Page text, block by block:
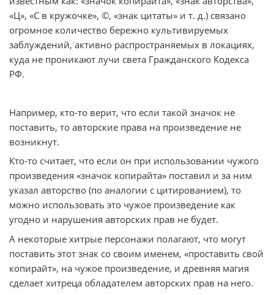
«Ц», «С в кружочке», ©, «знак цитаты» и т. д.) связано
огромное количество бережно культивируемых
заблуждений, активно распространяемых в локациях,
куда не проникают лучи света Гражданского Кодекса
РФ.
Например, кто-то верит, что если такой значок не
поставить, то авторские права на произведение не
возникнут.
Кто-то считает, что если он при использовании чужого
произведения «значок копирайта» поставил и за ним
указал авторство (по аналогии с цитированием), то
можно использовать это чужое произведение как
угодно и нарушения авторских прав не будет.
А некоторые хитрые персонажи полагают, что могут
поставить этот знак со своим именем, «проставить свой
копирайт», на чужое произведение, и древняя магия
сделает хитреца обладателем авторских прав на него.